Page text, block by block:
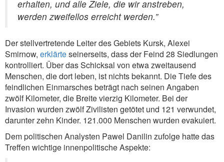
erhalten, und alle Ziele, die wir anstreben,
werden zweifellos erreicht werden.”
Der stellvertretende Leiter des Gebiets Kursk, Alexei
Smirnow, erklärteseinerseits, dass der Feind 28 Siedlungen
kontrolliert. Über das Schicksal von etwa zweitausend
Menschen, die dort leben, ist nichts bekannt. Die Tiefe des
feindlichen Einmarsches beträgt nach seinen Angaben
zwölf Kilometer, die Breite vierzig Kilometer. Bei der
Invasion wurden zwölf Zivilisten getötet und 121 verwundet,
darunter zehn Kinder. 121.000 Menschen wurden evakuiert.
Dem politischen Analysten Pawel Danilin zufolge hatte das
Treffen wichtige innenpolitische Aspekte: